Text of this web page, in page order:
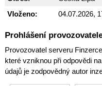
Vloženo:
04.07.2026,
Prohlášení
Provozovatel serveru
které vzniknou při odpovědi
údajů je zodpovědný autor